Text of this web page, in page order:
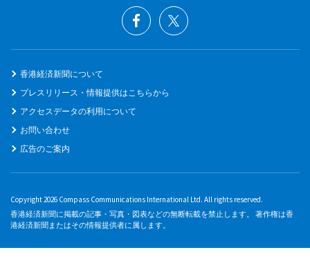
香港経済新聞について
プレスリリース・情報提供はこちらから
アクセスデータの利用について
お問い合わせ
広告のご案内
Copyright 2026 Compass Communications International Ltd. All rights reserved.
香港経済新聞に掲載の記事・写真・図表などの無断転載を禁止します。 著作権は香
港経済新聞またはその情報提供者に属します。